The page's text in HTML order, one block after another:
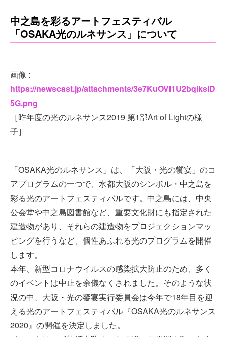
中之島を彩るアートフェスティバル
「OSAKA光のルネサンス」について
画像 :
https://newscast.jp/attachments/3e7KuOVI1U2bqiksiD
5G.png
［昨年度の光のルネサンス2019 第1部Art of Lightの様
子］
「OSAKA光のルネサンス」は、「大阪・光の饗宴」のコ
アプログラムの一つで、水都大阪のシンボル・中之島を
彩る光のアートフェスティバルです。中之島には、中央
公会堂や中之島図書館など、重要文化財にも指定された
建造物があり、それらの建造物をプロジェクションマッ
ピングを行うなど、個性あふれる光のプログラムを開催
します。
本年、新型コロナウイルスの感染拡大防止のため、多く
のイベントは中止を余儀なくされました。そのような状
況の中、大阪・光の饗宴実行委員会は今年で18年目を迎
える光のアートフェスティバル『OSAKA光のルネサンス
2020』の開催を決定しました。